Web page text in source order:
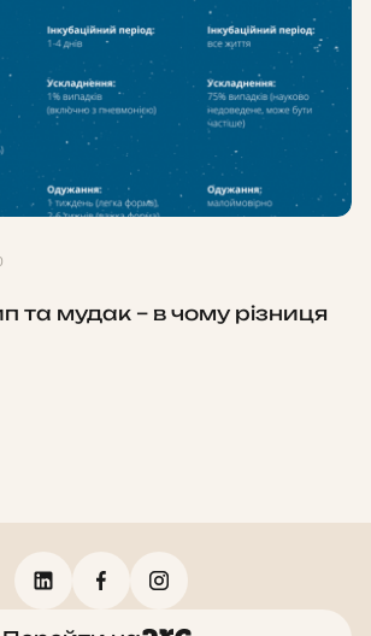
та мудак – в чому різниця